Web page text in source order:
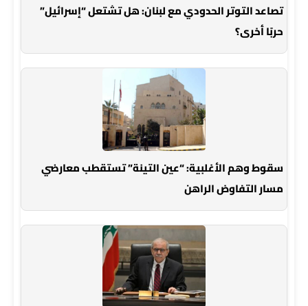
تصاعد التوتر الحدودي مع لبنان: هل تشتعل “إسرائيل”
حربًا أخرى؟
سقوط وهم الأغلبية: “عين التينة” تستقطب معارضي
مسار التفاوض الراهن